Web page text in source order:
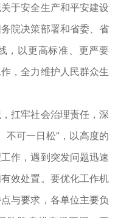
于安全生产和平安建设
院决策部署和省委、省
，以更高标准、更严要
，全力维护人民群众生
扛牢社会治理责任，深
不可一日松”，以高度的
作，遇到突发问题迅速
效处置。要优化工作机
与要求，各单位主要负